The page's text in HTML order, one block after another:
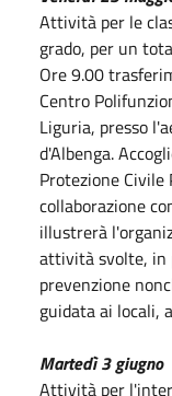
Attività per le
grado, per un
Ore 9.00
Centro
Liguria, presso
d'Albenga.
Protezione Civile
collaborazione
illustrerà
attività svolte, in
prevenzione
guidata ai locali,
Martedì 3 giugno
Attività per